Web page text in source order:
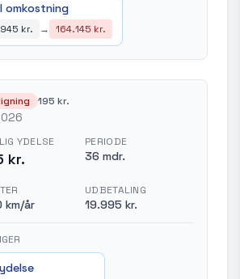
omkostning
kr. → 164.145 kr.
195 kr.
YDELSE
kr.
PERIODE
36 mdr.
km/år
UDBETALING
19.995 kr.